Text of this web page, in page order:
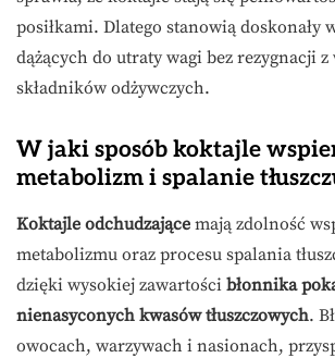
posiłkami. Dlatego stanowią doskonały
dążących do utraty wagi bez rezygnacji z
składników odżywczych.
W jaki sposób koktajle
metabolizm i spalanie
Koktajle odchudzające mają zdolność
metabolizmu oraz procesu spalania
dzięki wysokiej zawartości błonnika
nienasyconych kwasów tłuszczowych.
owocach, warzywach i nasionach,